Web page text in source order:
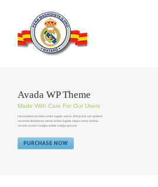
Avada WP Theme
Made With Care For Our Users
Lid est laborum dolo rumes fugats untras. Et harums ser quidem
rerum facilisdolores nemis omnis fugiats vitaes nemo minima
rerums unsers sadips amets sadips ipsums
PURCHASE NOW